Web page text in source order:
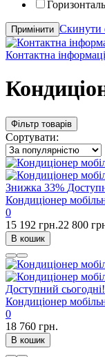
Примінити Скинути
Контактна
Фільтр товарів
Сортувати:
Знижка 33%
Кондиціонер
0
15 192 грн.22 800
В кошик
Доступний сьогодні!
Кондиціонер
0
18 760 грн.
В кошик